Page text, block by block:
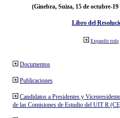
(Ginebra, Suiza, 15 de octubre-19
Libro del
Expandir todo
Documentos
Publicaciones
Candidatos a Presidentes y
de las Comisiones de Estudio del UIT R